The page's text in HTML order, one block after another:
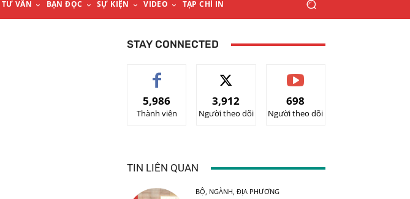
TƯ VẤN BẠN ĐỌC SỰ KIỆN VIDEO TẠP CHÍ IN
STAY CONNECTED
5,986
Thành viên
3,912
Người theo dõi
698
Người theo dõi
TIN LIÊN QUAN
BỘ, NGÀNH, ĐỊA PHƯƠNG